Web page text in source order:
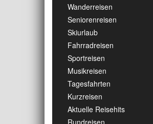
Wanderreisen
Seniorenreisen
Skiurlaub
Fahrradreisen
Sportreisen
Musikreisen
Tagesfahrten
Kurzreisen
Aktuelle Reisehits
Rundreisen